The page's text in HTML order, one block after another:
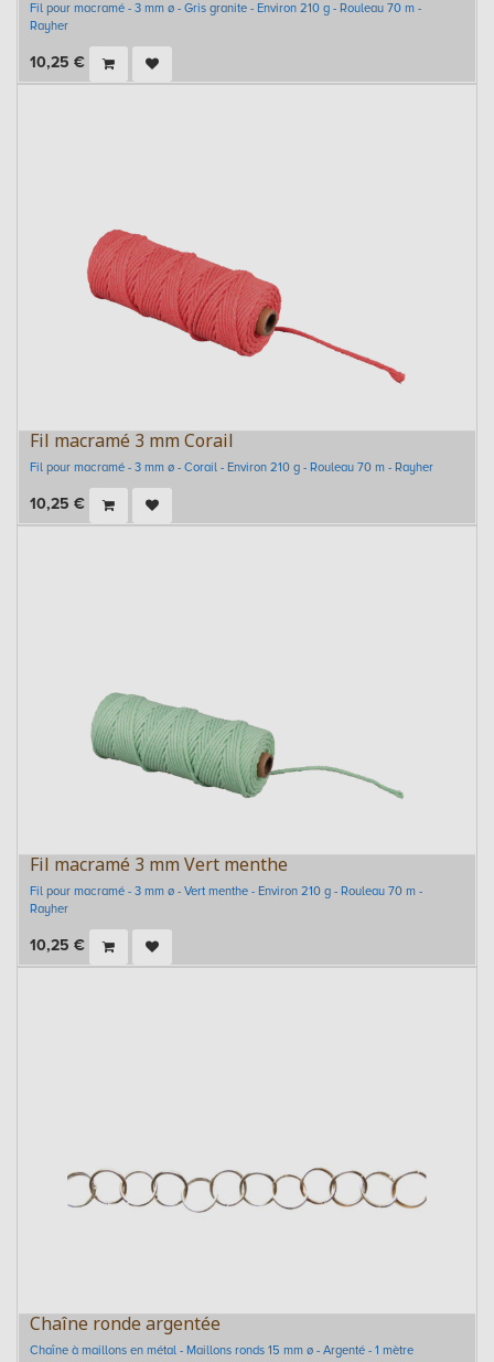
Fil pour macramé - 3 mm ø - Gris granite - Environ 210 g - Rouleau 70 m -
Rayher
10,25 €
Fil macramé 3 mm Corail
Fil pour macramé - 3 mm ø - Corail - Environ 210 g - Rouleau 70 m - Rayher
10,25 €
Fil macramé 3 mm Vert menthe
Fil pour macramé - 3 mm ø - Vert menthe - Environ 210 g - Rouleau 70 m -
Rayher
10,25 €
Chaîne ronde argentée
Chaîne à maillons en métal - Maillons ronds 15 mm ø - Argenté - 1 mètre